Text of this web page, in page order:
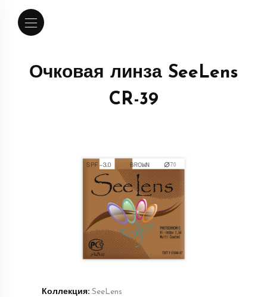
Очковая линза SeeLens
CR-39
Коллекция: SeeLens